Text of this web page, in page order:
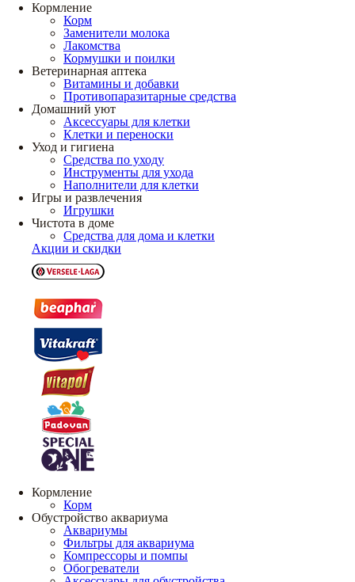
Кормление
Корм
Заменители молока
Лакомства
Кормушки и поилки
Ветеринарная аптека
Витамины и добавки
Противопаразитарные средства
Домашний уют
Аксессуары для клетки
Клетки и переноски
Уход и гигиена
Средства по уходу
Инструменты для ухода
Наполнители для клетки
Игры и развлечения
Игрушки
Чистота в доме
Средства для дома и клетки
Акции и скидки
Кормление
Корм
Обустройство аквариума
Аквариумы
Фильтры для аквариума
Компрессоры и помпы
Обогреватели